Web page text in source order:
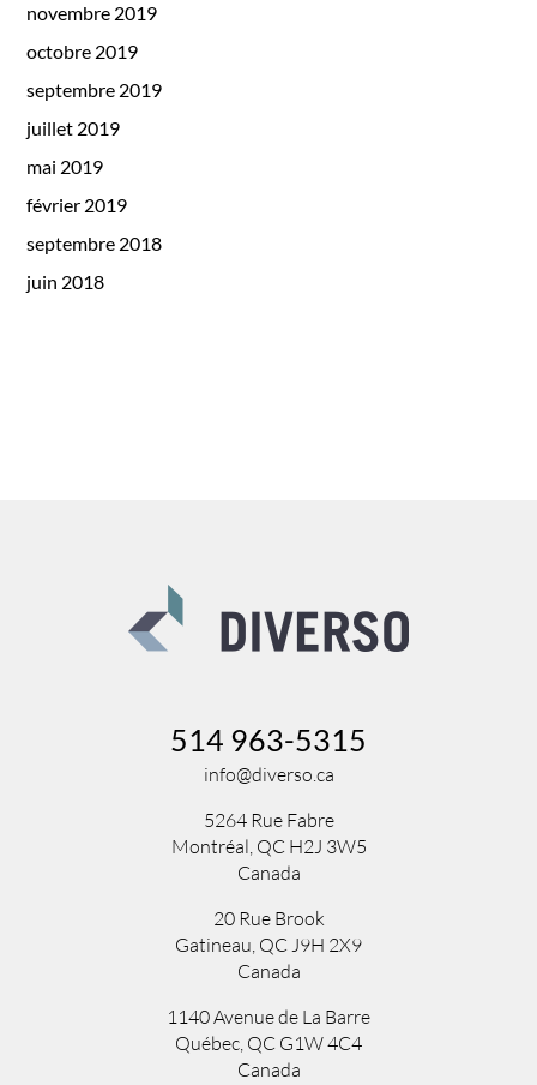
novembre 2019
octobre 2019
septembre 2019
juillet 2019
mai 2019
février 2019
septembre 2018
juin 2018
514 963-5315
info@diverso.ca
5264 Rue Fabre
Montréal, QC H2J 3W5
Canada
20 Rue Brook
Gatineau, QC J9H 2X9
Canada
1140 Avenue de La Barre
Québec, QC G1W 4C4
Canada